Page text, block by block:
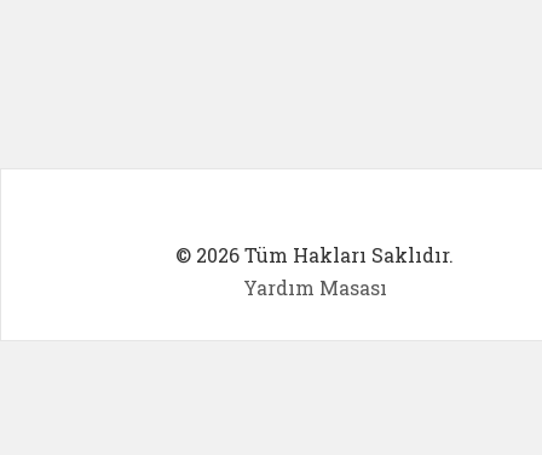
© 2026 Tüm Hakları Saklıdır.
Yardım Masası